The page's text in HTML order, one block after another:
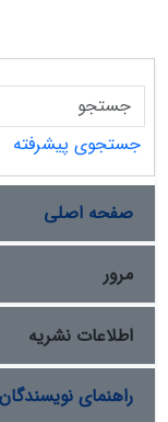
لزوم مدیریت
جهت مدیریت این
طور خلاصه به
جستجوی پیشرفته
صفحه اصلی
مرور
اطلاعات نشریه
راهنمای نویسندگان